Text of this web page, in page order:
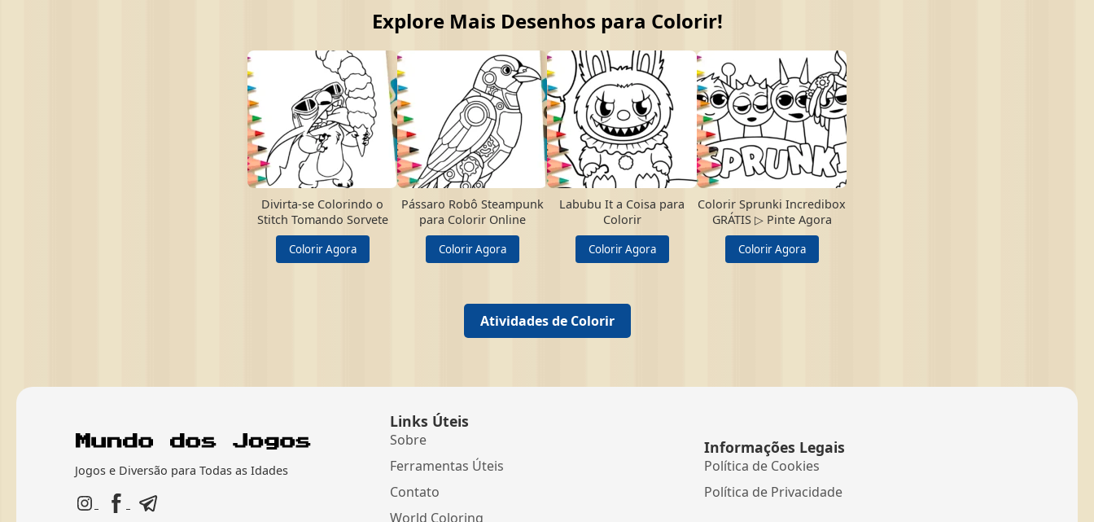
Explore Mais Desenhos para Colorir!
Divirta-se Colorindo o
Stitch Tomando Sorvete
Colorir Agora
Pássaro Robô Steampunk
para Colorir Online
Colorir Agora
Labubu It a Coisa para
Colorir
Colorir Agora
Colorir Sprunki Incredibox
GRÁTIS ▷ Pinte Agora
Colorir Agora
Atividades de Colorir
Jogos e Diversão para Todas as Idades
Links Úteis
Sobre
Ferramentas Úteis
Contato
World Coloring
Informações Legais
Política de Cookies
Política de Privacidade